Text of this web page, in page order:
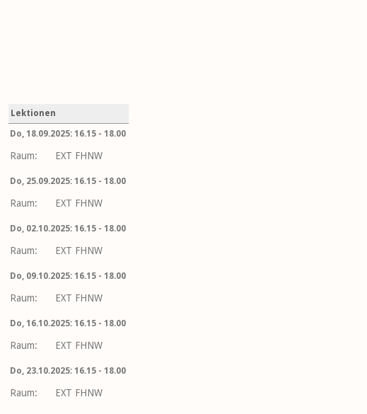
Lektionen
Do, 18.09.2025: 16.15 - 18.00
Raum: EXT FHNW
Do, 25.09.2025: 16.15 - 18.00
Raum: EXT FHNW
Do, 02.10.2025: 16.15 - 18.00
Raum: EXT FHNW
Do, 09.10.2025: 16.15 - 18.00
Raum: EXT FHNW
Do, 16.10.2025: 16.15 - 18.00
Raum: EXT FHNW
Do, 23.10.2025: 16.15 - 18.00
Raum: EXT FHNW